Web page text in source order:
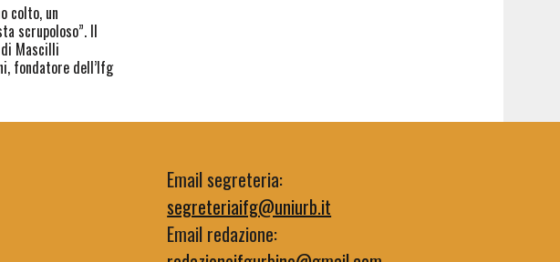
colto, un
scrupoloso”. Il
Mascilli
fondatore dell’Ifg
Email segreteria:
segreteriaifg@uniurb.it
Email redazione: